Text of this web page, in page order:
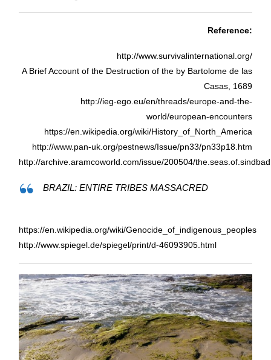
Reference:
http://www.survivalinternational.org/
A Brief Account of the Destruction of the by Bartolome de las
Casas, 1689
http://ieg-ego.eu/en/threads/europe-and-the-
world/european-encounters
https://en.wikipedia.org/wiki/History_of_North_America
http://www.pan-uk.org/pestnews/Issue/pn33/pn33p18.htm
http://archive.aramcoworld.com/issue/200504/
BRAZIL: ENTIRE TRIBES MASSACRED
https://en.wikipedia.org/wiki/Genocide_of_indigenous_peoples
http://www.spiegel.de/spiegel/print/d-46093905.html